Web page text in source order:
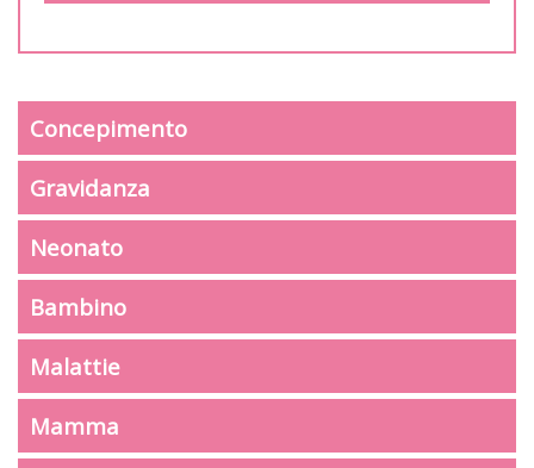
Concepimento
Gravidanza
Neonato
Bambino
Malattie
Mamma